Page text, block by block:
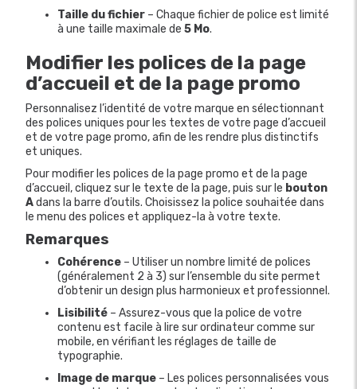
Taille du fichier – Chaque fichier de police est limité
à une taille maximale de 5 Mo.
Modifier les polices de la page
d’accueil et de la page promo
Personnalisez l’identité de votre marque en sélectionnant
des polices uniques pour les textes de votre page d’accueil
et de votre page promo, afin de les rendre plus distinctifs
et uniques.
Pour modifier les polices de la page promo et de la page
d’accueil, cliquez sur le texte de la page, puis sur le bouton
Adans la barre d’outils. Choisissez la police souhaitée dans
le menu des polices et appliquez-la à votre texte.
Remarques
Cohérence – Utiliser un nombre limité de polices
(généralement 2 à 3) sur l’ensemble du site permet
d’obtenir un design plus harmonieux et professionnel.
Lisibilité – Assurez-vous que la police de votre
contenu est facile à lire sur ordinateur comme sur
mobile, en vérifiant les réglages de taille de
typographie.
Image de marque – Les polices personnalisées vous